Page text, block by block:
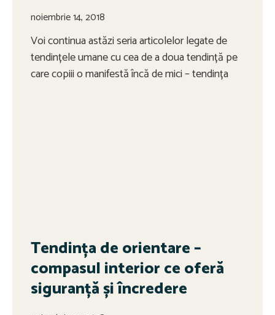
noiembrie 14, 2018
Voi continua astăzi seria articolelor legate de
tendințele umane cu cea de a doua tendință pe
care copiii o manifestă încă de mici – tendința
Tendința de orientare –
compasul interior ce oferă
siguranță și încredere